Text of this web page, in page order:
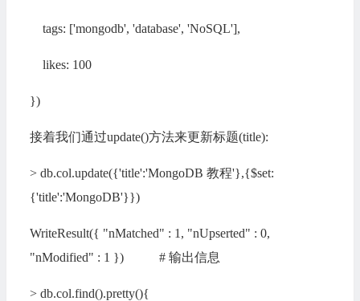
tags: ['mongodb', 'database', 'NoSQL'],
likes: 100
})
接着我们通过update()方法来更新标题(title):
> db.col.update({'title':'MongoDB 教程'},{$set:
{'title':'MongoDB'}})
WriteResult({ "nMatched" : 1, "nUpserted" : 0,
"nModified" : 1 }) # 输出信息
> db.col.find().pretty(){